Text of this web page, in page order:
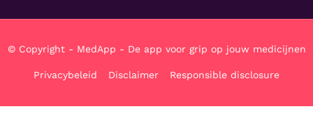
© Copyright - MedApp - De app voor grip op jouw medicijnen
Privacybeleid Disclaimer Responsible disclosure